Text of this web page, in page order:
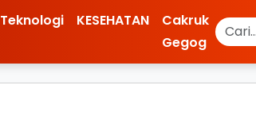
Teknologi KESEHATAN
Cakruk
Gegog